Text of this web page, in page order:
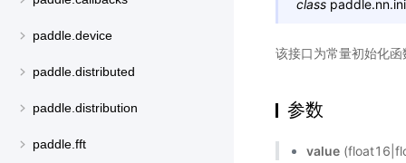
paddle.device
paddle.distributed
paddle.distribution
paddle.fft
class
该接口为常量初始化
参数
value